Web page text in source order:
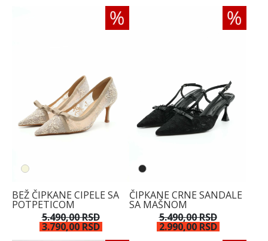
BEŽ ČIPKANE CIPELE SA
POTPETICOM
5.490,00 RSD
3.790,00 RSD
ČIPKANE CRNE SANDALE
SA MAŠNOM
5.490,00 RSD
2.990,00 RSD